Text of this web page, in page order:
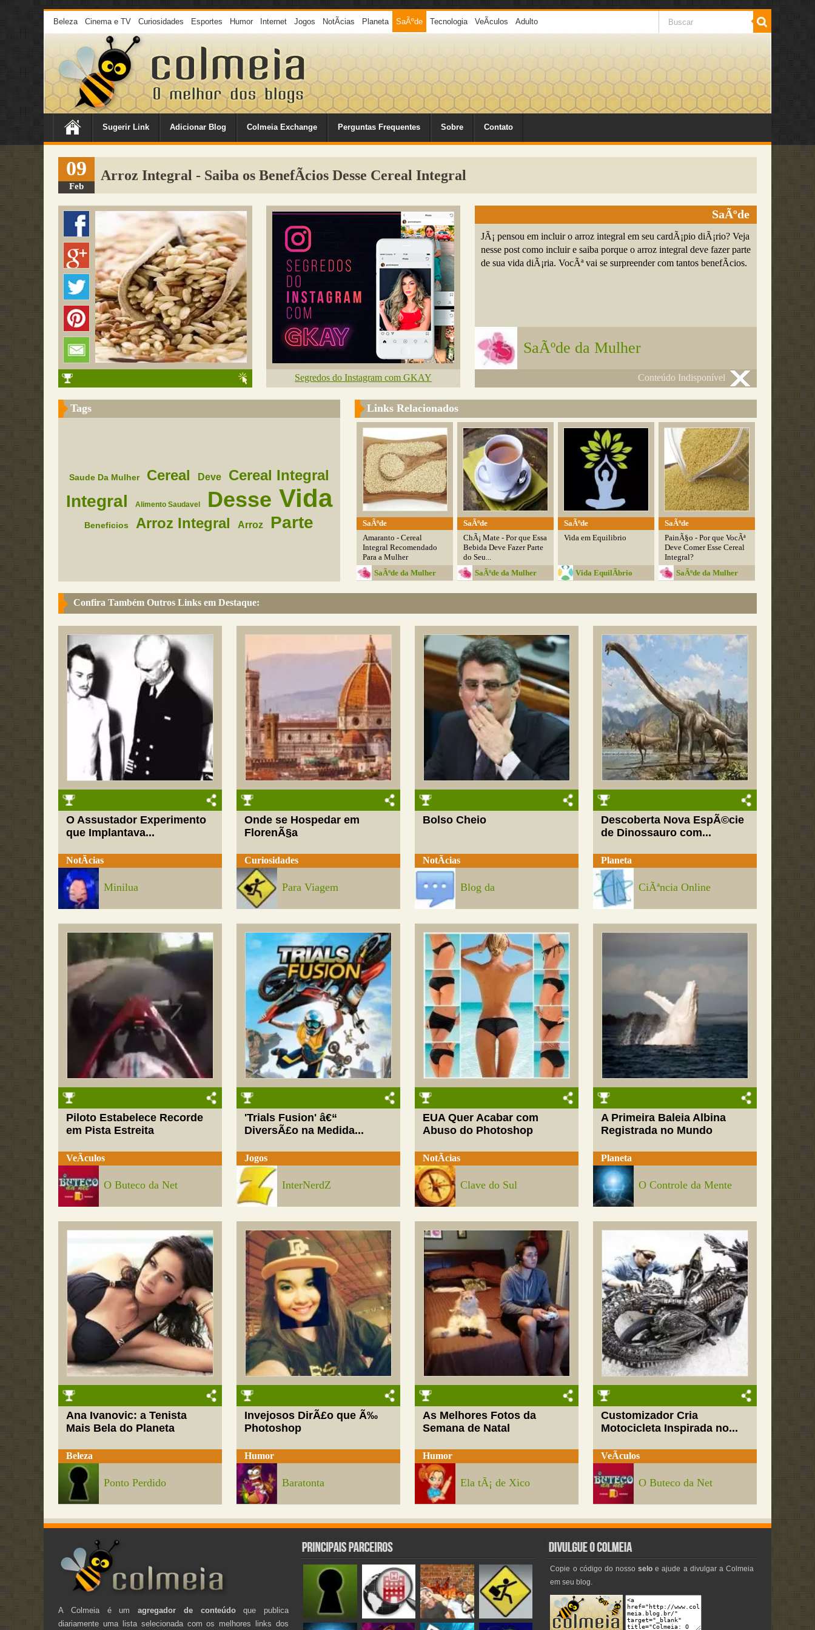
Beleza Cinema e TV Curiosidades Esportes Humor Internet Jogos NotÃ­cias Planeta SaÃºde Tecnologia VeÃ­culos Adulto
Sugerir Link Adicionar Blog Colmeia Exchange Perguntas Frequentes Sobre Contato
09
Feb
Arroz Integral - Saiba os BenefÃ­cios Desse Cereal Integral
Segredos do Instagram com GKAY
SaÃºde
JÃ¡ pensou em incluir o arroz integral em seu cardÃ¡pio diÃ¡rio? Veja
nesse post como incluir e saiba porque o arroz integral deve fazer parte
de sua vida diÃ¡ria. VocÃª vai se surpreender com tantos benefÃ­cios.
SaÃºde da Mulher
Conteúdo Indisponível
Tags
Saude Da Mulher Cereal Deve Cereal Integral
Integral Alimento Saudavel Desse Vida
Beneficios Arroz Integral Arroz Parte
Links Relacionados
SaÃºde
Amaranto - Cereal
Integral Recomendado
Para a Mulher
SaÃºde da Mulher
SaÃºde
ChÃ¡ Mate - Por que Essa
Bebida Deve Fazer Parte
do Seu...
SaÃºde da Mulher
SaÃºde
Vida em Equilibrio
Vida EquilÃ­brio
SaÃºde
PainÃ§o - Por que VocÃª
Deve Comer Esse Cereal
Integral?
SaÃºde da Mulher
Confira Também Outros Links em Destaque:
O Assustador Experimento
que Implantava...
NotÃ­cias
Minilua
Onde se Hospedar em
FlorenÃ§a
Curiosidades
Para Viagem
Bolso Cheio
NotÃ­cias
Blog da
Descoberta Nova EspÃ©cie
de Dinossauro com...
Planeta
CiÃªncia Online
Piloto Estabelece Recorde
em Pista Estreita
VeÃ­culos
O Buteco da Net
'Trials Fusion' â€“
DiversÃ£o na Medida...
Jogos
InterNerdZ
EUA Quer Acabar com
Abuso do Photoshop
NotÃ­cias
Clave do Sul
A Primeira Baleia Albina
Registrada no Mundo
Planeta
O Controle da Mente
Ana Ivanovic: a Tenista
Mais Bela do Planeta
Beleza
Ponto Perdido
Invejosos DirÃ£o que Ã‰
Photoshop
Humor
Baratonta
As Melhores Fotos da
Semana de Natal
Humor
Ela tÃ¡ de Xico
Customizador Cria
Motocicleta Inspirada no...
VeÃ­culos
O Buteco da Net
A Colmeia é umagregador de conteúdoque publica
diariamente uma lista selecionada com os melhores links dos
Copie o código do nossoselo e ajude a divulgar a Colmeia
em seu blog.